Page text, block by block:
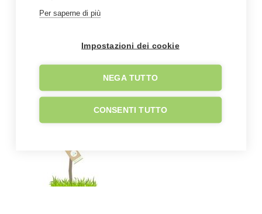
Famiglia Innocenzio
Per saperne di più
Impostazioni dei cookie
NEGA TUTTO
CONSENTI TUTTO